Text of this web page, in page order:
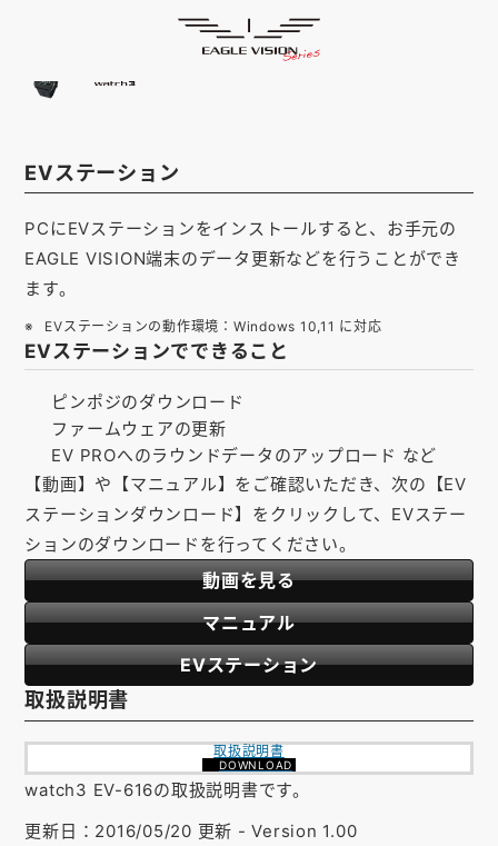
ゴルフナビ
ピンポジ君PIN POSITION
対応コースCOURSE
EVステーション
取扱い店舗SHOP
購入する
お知らせ
会社概要
お問い合わせ
公式オンラインショップ
取扱説明書
EVステーション
PCにEVステーションをインストールすると、お手元の
EAGLE VISION端末のデータ更新などを行うことができ
ます。
EVステーションの動作環境：Windows 10,11 に対応
EVステーションでできること
ピンポジのダウンロード
ファームウェアの更新
EV PROへのラウンドデータのアップロード など
【動画】や【マニュアル】をご確認いただき、次の【EV
ステーションダウンロード】をクリックして、EVステー
ションのダウンロードを行ってください。
動画を見る
マニュアル
EVステーション
取扱説明書
取扱説明書
DOWNLOAD
watch3 EV-616の取扱説明書です。
更新日：2016/05/20 更新 - Version 1.00